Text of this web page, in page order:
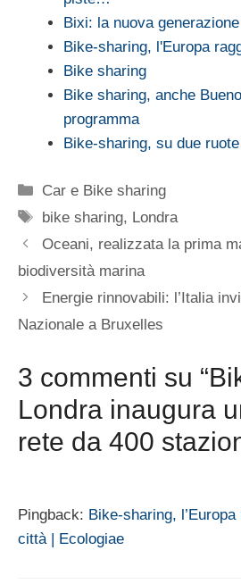
Bixi: la nuova
Bike-sharing, l'Europa
Bike sharing
Bike sharing, anche
programma
Bike-sharing, su due
Categorie
Car e Bike sharing
Tag
bike sharing, Londra
Oceani, realizzata la prima
biodiversità marina
Energie rinnovabili: l’Italia
Nazionale a Bruxelles
3 commenti su
Londra inaugura
rete da 400
Pingback: Bike-sharing,
città | Ecologiae